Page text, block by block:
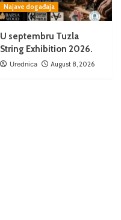
Najave događaja
U septembru Tuzla
String Exhibition 2026.
Urednica August 8, 2026